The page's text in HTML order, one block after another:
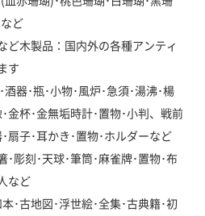
ど
ど木製品：国内外の各種アンティ
す
器･瓶･小物･風炉･急須･湯沸･楊
金杯･金無垢時計･置物･小判、戦前
扇子･耳かき･置物･ホルダーなど
･彫刻･天球･筆筒･麻雀牌･置物･布
など
･古地図･浮世絵･全集･古典籍･初